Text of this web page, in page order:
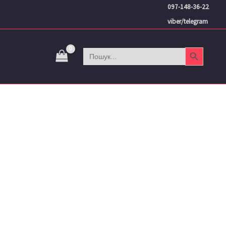
097-148-36-22
viber/telegram
Search
for:
Search Button